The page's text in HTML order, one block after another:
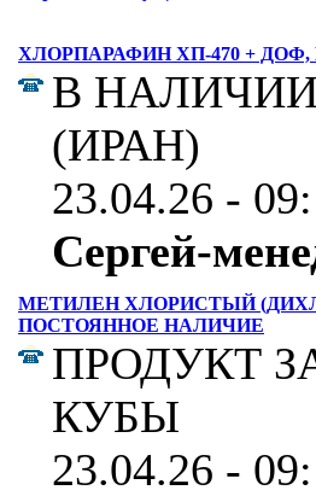
ХЛОРПАРАФИН ХП-470 +
В
(ИРАН)
23.04.26 -
Сергей-
МЕТИЛЕН ХЛОРИСТЫЙ
ПОСТОЯННОЕ НАЛИЧИЕ
ПРОДУКТ
КУБЫ
23.04.26 -